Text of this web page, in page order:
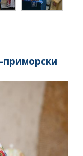
приморски